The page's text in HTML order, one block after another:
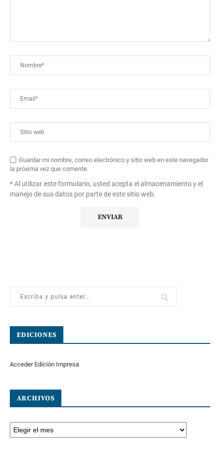
Guardar mi nombre, correo electrónico y sitio web en este navegador
la próxima vez que comente.
* Al utilizar este formulario, usted acepta el almacenamiento y el
manejo de sus datos por parte de este sitio web.
EDICIONES
Acceder Edición Impresa
ARCHIVOS